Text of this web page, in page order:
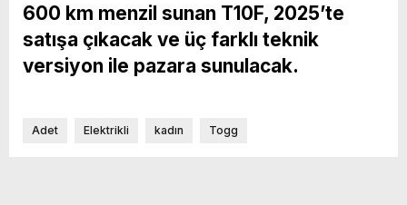
600 km menzil sunan T10F, 2025’te
satışa çıkacak ve üç farklı teknik
versiyon ile pazara sunulacak.
Adet Elektrikli kadın Togg